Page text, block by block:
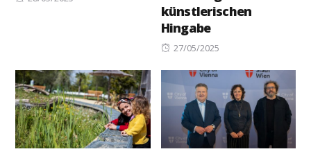
künstlerischen
Hingabe
Posted
27/05/2025